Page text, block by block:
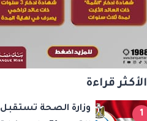
الأكثر قراءة
1
وزارة الصحة تستقبل